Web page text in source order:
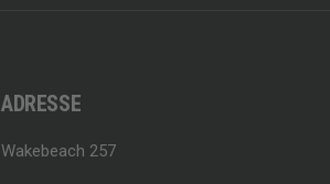
ADRESSE
Wakebeach 257